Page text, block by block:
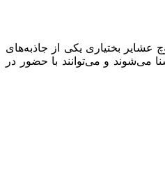
«کوچ عشایر بختیاری یکی از جاذبه‌های
و می‌توانند با حضور در